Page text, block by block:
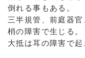
倒れる事もある。
三半規管、前庭器
梢の障害で生じる。
大抵は耳の障害で起